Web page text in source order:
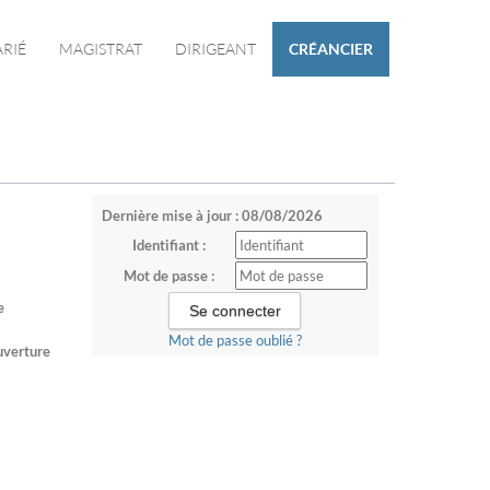
MAGISTRAT DIRIGEANT CRÉANCIER
Dernière mise à jour : 08/08/2026
Identifiant :
Mot de passe :
Mot de passe oublié ?